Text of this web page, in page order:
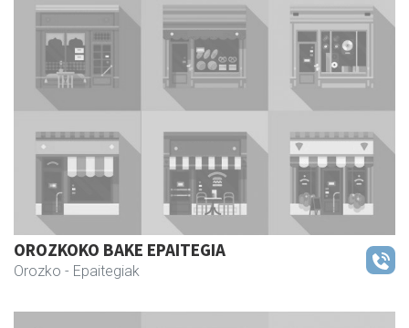
OROZKOKO BAKE EPAITEGIA
Orozko - Epaitegiak